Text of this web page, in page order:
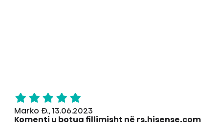
Marko Đ., 13.06.2023
Komenti u botua fillimisht në rs.hisense.com